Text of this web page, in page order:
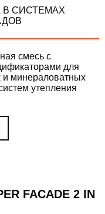
В СИСТЕМАХ
смесь с
для
и минераловатных
утепления
FACADE 2 IN